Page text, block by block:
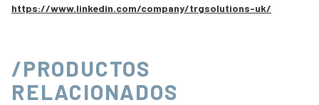
https://www.linkedin.com/company/trgsolutions-uk/
/PRODUCTOS
RELACIONADOS